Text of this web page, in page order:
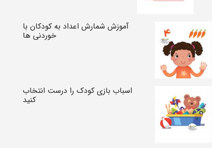
آموزش شمارش اعداد به کودکان با
خوردنی ها
اسباب بازی کودک را درست انتخاب
کنید